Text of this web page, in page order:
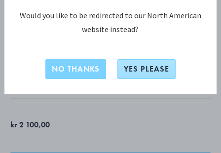
DAISY Armbånd
kr 2 100,00
Would you like to be redirected to our North American
website instead?
NO THANKS YES PLEASE